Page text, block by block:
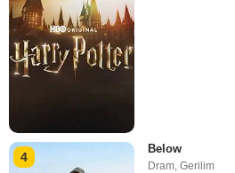
4
Below
Dram,Gerilim